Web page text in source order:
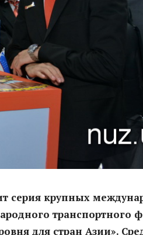
серия крупных
транспортного
для стран Азии».